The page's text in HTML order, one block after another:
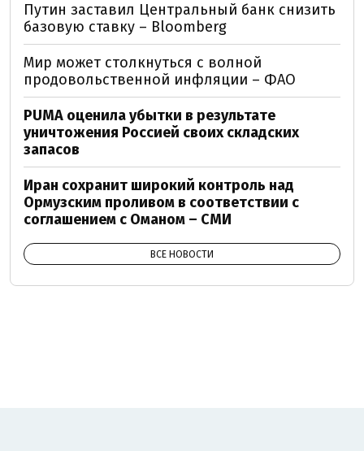
Путин заставил Центральный банк снизить
базовую ставку – Bloomberg
Мир может столкнуться с волной
продовольственной инфляции – ФАО
PUMA оценила убытки в результате
уничтожения Россией своих складских
запасов
Иран сохранит широкий контроль над
Ормузским проливом в соответствии с
соглашением с Оманом – СМИ
ВСЕ НОВОСТИ